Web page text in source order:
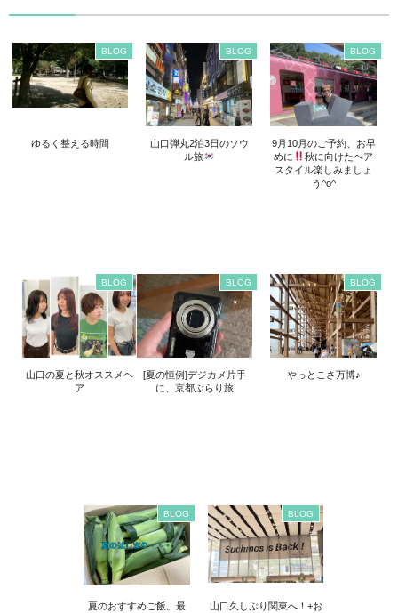
BLOG
ゆるく整える時間
BLOG
山口弾丸2泊3日のソウ
ル旅
BLOG
9月10月のご予約、お早
めに
秋に向けたヘア
スタイル楽しみましょ
う^o^
BLOG
山口の夏と秋オススメヘ
ア
BLOG
[夏の恒例]デジカメ片手
に、京都ぶらり旅
BLOG
やっとこさ万博♪
BLOG
夏のおすすめご飯。最
BLOG
山口久しぶり関東へ！+お